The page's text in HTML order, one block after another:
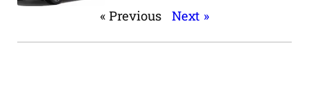
« Previous Next »